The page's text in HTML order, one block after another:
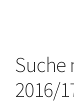
Suche
2016/